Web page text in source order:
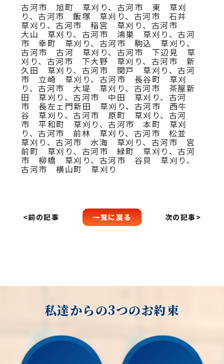
古河市 旭町 草刈り、古河市 東 草刈
り、古河市 飯塚 草刈り、古河市 石井
草刈り、古河市 稲宮 草刈り、古河市
大山 草刈り、古河市 鴻巣 草刈り、古河
市 幸町 草刈り、古河市 駒込 草刈り、
古河市 古河 草刈り、古河市 下辺見 草
刈り、古河市 下大野 草刈り、古河市 新
久田 草刈り、古河市 関戸 草刈り、古河
市 立崎 草刈り、古河市 長谷町 草刈
り、古河市 大堤 草刈り、古河市 茶屋新
田 草刈り、古河市 中田 草刈り、古河
市 長左ェ門新田 草刈り、古河市 西牛
谷 草刈り、古河市 原町 草刈り、古河
市 平和町 草刈り、古河市 本町 草刈
り、古河市 前林 草刈り、古河市 松並
草刈り、古河市 水海 草刈り、古河市 宮
前町 草刈り、古河市 緑町 草刈り、古河
市 柳橋 草刈り、古河市 谷貝 草刈り、
古河市 横山町 草刈り
<前の記事 一覧に戻る 次の記事>
私達からの3つのお約束